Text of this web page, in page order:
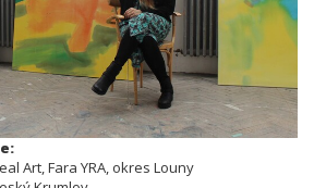
Art, Fara YRA, okres Louny